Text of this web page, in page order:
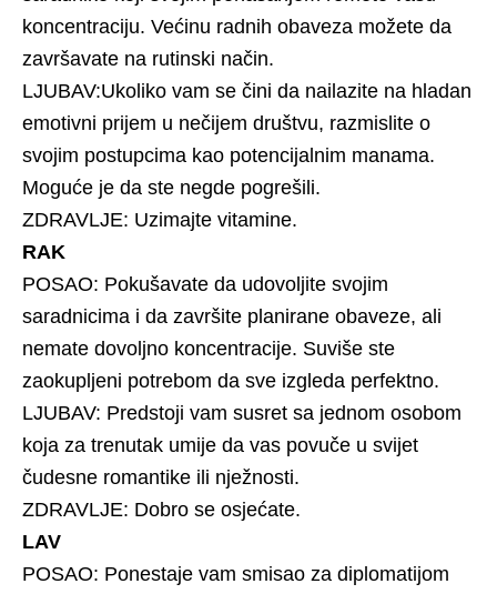
koncentraciju. Većinu radnih obaveza možete da
završavate na rutinski način.
LJUBAV:Ukoliko vam se čini da nailazite na hladan
emotivni prijem u nečijem društvu, razmislite o
svojim postupcima kao potencijalnim manama.
Moguće je da ste negde pogrešili.
ZDRAVLJE: Uzimajte vitamine.
RAK
POSAO: Pokušavate da udovoljite svojim
saradnicima i da završite planirane obaveze, ali
nemate dovoljno koncentracije. Suviše ste
zaokupljeni potrebom da sve izgleda perfektno.
LJUBAV: Predstoji vam susret sa jednom osobom
koja za trenutak umije da vas povuče u svijet
čudesne romantike ili nježnosti.
ZDRAVLJE: Dobro se osjećate.
LAV
POSAO: Ponestaje vam smisao za diplomatijom